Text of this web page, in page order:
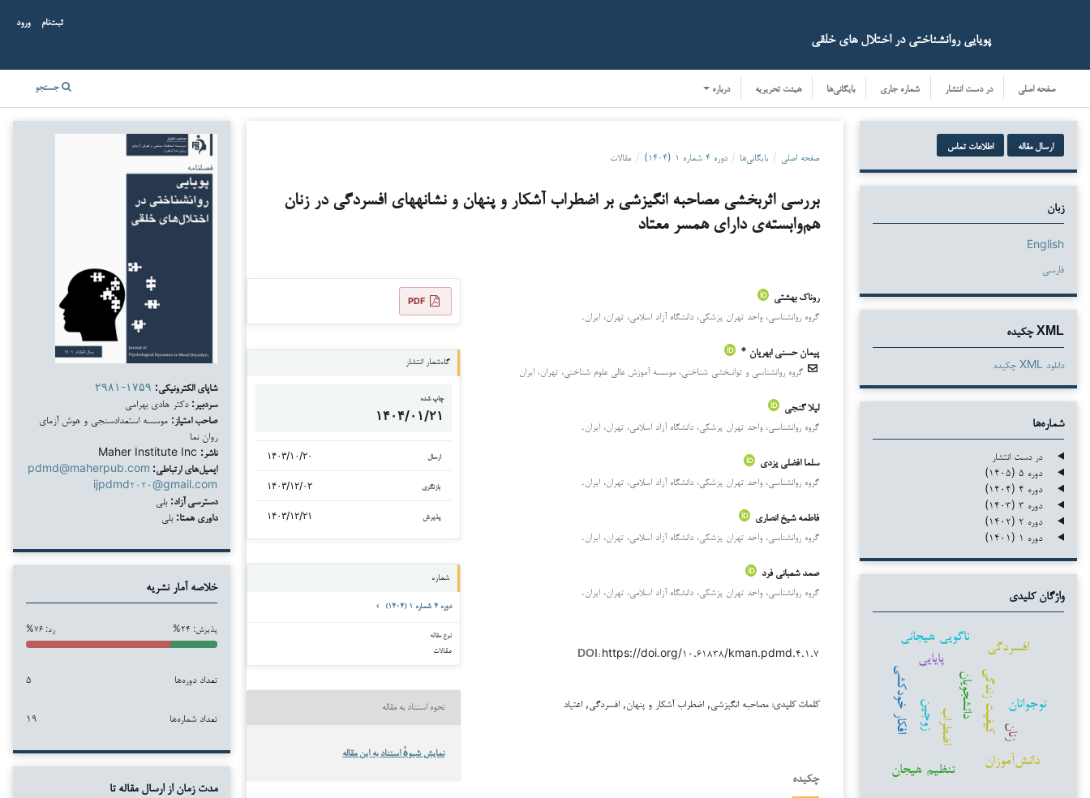
پویایی روانشناختی در اختلال های خلقی
صفحه اصلی در دست انتشار شماره جاری بایگانی‌ها هیئت تحریریه درباره جستجو
ثبت‌نام ورود
ارسال مقاله اطلاعات تماس
زبان
English
فارسی
XML چکیده
دانلود XML چکیده
شماره‌ها
در دست انتشار
دوره ۵ (۱۴۰۵)
دوره ۴ (۱۴۰۴)
دوره ۳ (۱۴۰۳)
دوره ۲ (۱۴۰۲)
دوره ۱ (۱۴۰۱)
واژگان کلیدی
اضطراب
دانشجویانکیفیت زندگی نوجوانان
افسردگی
دانش‌آموزان
زنان
تنظیم هیجان
ناگویی هیجانی
زوجین افکار خودکشی
پایایی
صفحه اصلی / بایگانی‌ها / دوره ۴ شماره ۱ (۱۴۰۴) / مقالات
بررسی اثربخشی مصاحبه انگیزشی بر اضطراب آشکار و پنهان و نشانه­های افسردگی در زنان
هم‌وابسته‌ی دارای همسر معتاد
روناک بهشتی
گروه روانشناسی، واحد تهران پزشکی، دانشگاه آزاد اسلامی، تهران، ایران.
پیمان حسنی ابهریان *
گروه روانشناسی و توانبخشی شناختی، موسسه آموزش عالی علوم شناختی، تهران، ایران
لیلا گنجی
گروه روانشناسی، واحد تهران پزشکی، دانشگاه آزاد اسلامی، تهران، ایران.
سلما افضلی یزدی
گروه روانشناسی، واحد تهران پزشکی، دانشگاه آزاد اسلامی، تهران، ایران.
فاطمه شیخ انصاری
گروه روانشناسی، واحد تهران پزشکی، دانشگاه آزاد اسلامی، تهران، ایران.
صمد شعبانی فرد
گروه روانشناسی، واحد تهران پزشکی، دانشگاه آزاد اسلامی، تهران، ایران.
DOI: https://doi.org/۱۰.۶۱۸۳۸/kman.pdmd.۴.۱.۷
کلمات کلیدی: مصاحبه انگیزشی, اضطراب آشکار و پنهان, افسردگی, اعتیاد
چکیده
دانلودها PDF
گاه‌شمار انتشار
چاپ شده
۱۴۰۴/۰۱/۲۱
ارسال ۱۴۰۳/۱۰/۲۰
بازنگری ۱۴۰۳/۱۲/۰۲
پذیرش ۱۴۰۳/۱۲/۲۱
شماره
دوره ۴ شماره ۱ (۱۴۰۴)
نوع مقاله
مقالات
نحوه استناد به مقاله
نمایش شیوهٔ استناد به این مقاله
شاپای الکترونیکی: ۲۹۸۱-۱۷۵۹
سردبیر: دکتر هادی بهرامی
صاحب امتیاز: موسسه استعدادسنجی و هوش آزمای
روان نما
ناشر:
ایمیل‌های ارتباطی: pdmd@maherpub.com
ijpdmd۲۰۲۰@gmail.com
دسترسی آزاد: بلی
داوری همتا: بلی
خلاصه آمار نشریه
پذیرش: ۲۴% رد: ۷۶%
تعداد دوره‌ها ۵
تعداد شماره‌ها ۱۹
مدت زمان از ارسال مقاله تا